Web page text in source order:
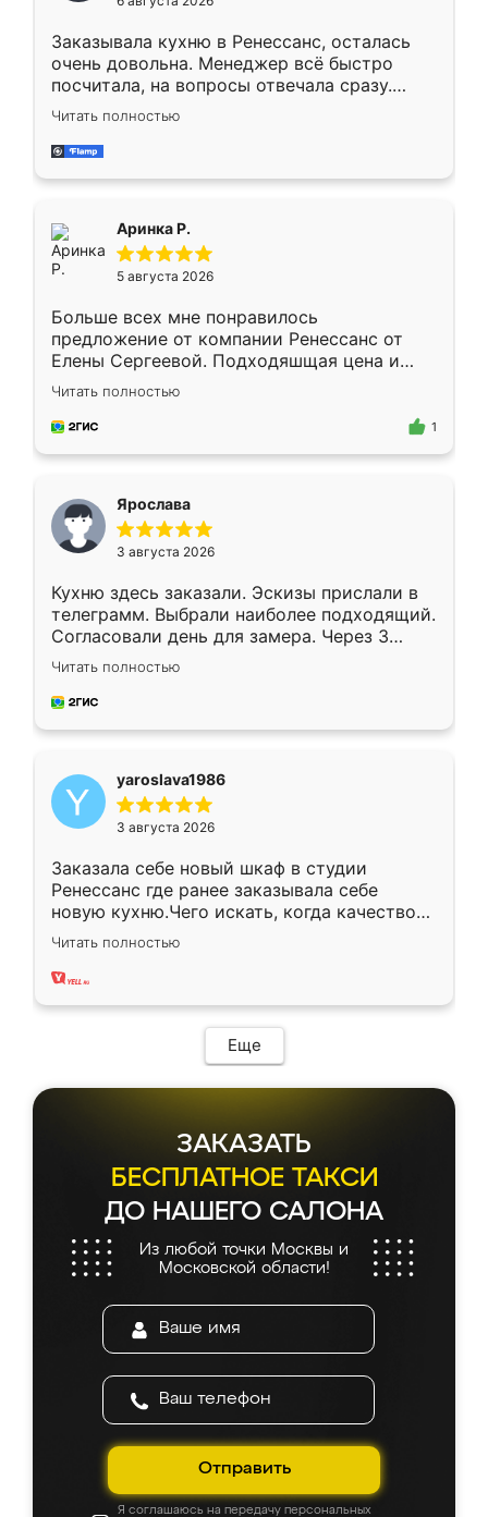
мебели буду заказывать только здесь.
Заказывала кухню в Ренессанс, осталась
очень довольна. Менеджер всё быстро
посчитала, на вопросы отвечала сразу.
Замерщик приехал в субботу, подошёл к
делу со всей ответственностью. Собрали
за день, ребята работали аккуратно, даже
Читать полностью
Аринка Р.
5 августа 2026
Больше всех мне понравилось
предложение от компании Ренессанс от
Елены Сергеевой. Подходяшщая цена и
короткие сроки изготовления. Приехавший
для замера сотрудник Владислав
предложил по моему эскизу самый
Читать полностью
1
Ярослава
3 августа 2026
Кухню здесь заказали. Эскизы прислали в
телеграмм. Выбрали наиболее подходящий.
Согласовали день для замера. Через 3
недели кухня была уже готова. Остались
довольны работой. Спасибо Ренессанс
мебель за качественную работу!
Читать полностью
yaroslava1986
3 августа 2026
Заказала себе новый шкаф в студии
Ренессанс где ранее заказывала себе
новую кухню.Чего искать, когда качеством
вполне довольна. Служит кухня уже почти
два года, нареканий нет.
Читать полностью
Еще
ЗАКАЗАТЬ
БЕСПЛАТНОЕ ТАКСИ
ДО НАШЕГО САЛОНА
Из любой точки Москвы и
Московской области!
Отправить
Я соглашаюсь на передачу персональных